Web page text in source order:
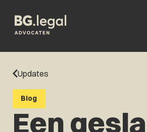
Updates
Blog
Een